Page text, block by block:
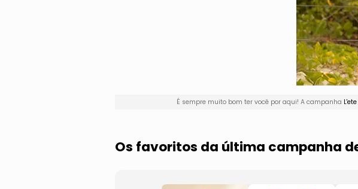
É sempre muito bom ter você por aqui! A campanha L'ete
Os favoritos da última campanha